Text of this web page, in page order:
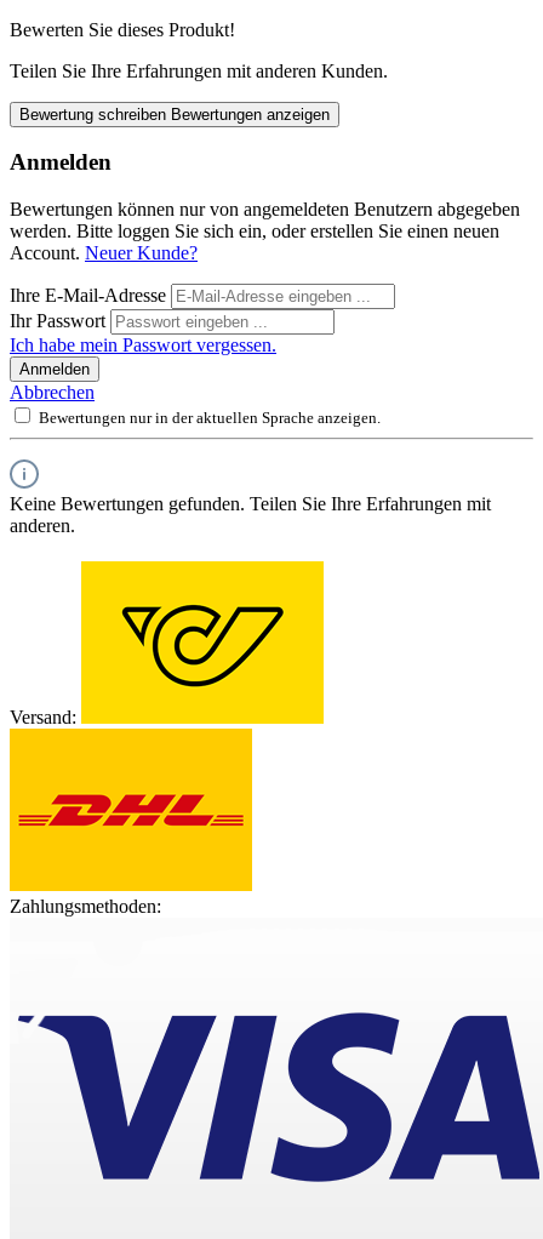
Bewerten Sie dieses Produkt!
Teilen Sie Ihre Erfahrungen mit anderen Kunden.
Bewertung schreiben Bewertungen anzeigen
Anmelden
Bewertungen können nur von angemeldeten Benutzern abgegeben
werden. Bitte loggen Sie sich ein, oder erstellen Sie einen neuen
Account. Neuer Kunde?
Ihre E-Mail-Adresse
Ihr Passwort
Ich habe mein Passwort vergessen.
Anmelden
Abbrechen
Bewertungen nur in der aktuellen Sprache anzeigen.
Keine Bewertungen gefunden. Teilen Sie Ihre Erfahrungen mit
anderen.
Versand:
Zahlungsmethoden: